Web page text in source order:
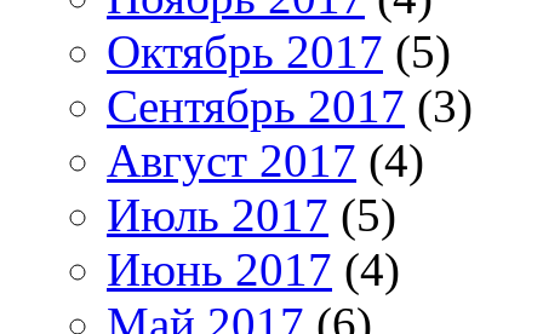
Октябрь 2017 (5)
Сентябрь 2017 (3)
Август 2017 (4)
Июль 2017 (5)
Июнь 2017 (4)
Май 2017 (6)